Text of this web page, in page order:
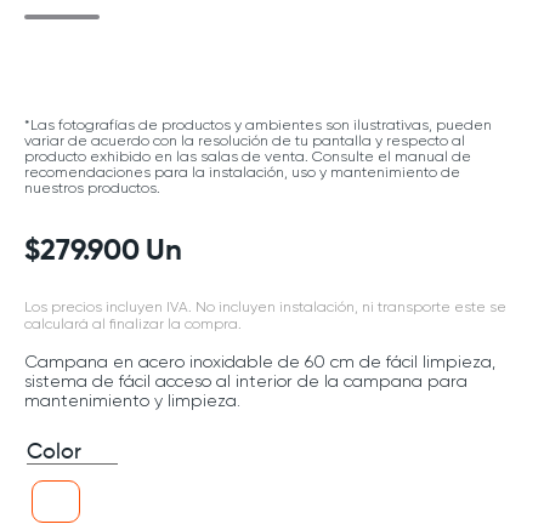
*Las fotografías de productos y ambientes son ilustrativas, pueden
variar de acuerdo con la resolución de tu pantalla y respecto al
producto exhibido en las salas de venta. Consulte el manual de
recomendaciones para la instalación, uso y mantenimiento de
nuestros productos.
$279.900 Un
Los precios incluyen IVA. No incluyen instalación, ni transporte este se
calculará al finalizar la compra.
Campana en acero inoxidable de 60 cm de fácil limpieza,
sistema de fácil acceso al interior de la campana para
mantenimiento y limpieza.
Color